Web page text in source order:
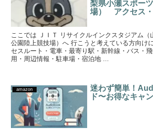
梨県小瀬スポー
場） アクセス
ここでは ＪＩＴ リサイクルインクスタジアム（
公園陸上競技場）へ 行こうと考えている方向け
セスルート・電車・最寄り駅・新幹線・バス・
用・周辺情報・駐車場・宿泊地 ...
amazon
迷わず簡単！
ド〜お得なキャ